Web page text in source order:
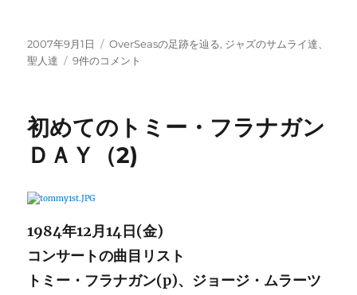
投
稿
2007年9月1日
カ
テ
OverSeasの足跡を辿る, ジャズのサムライ達、
聖人達
初
ト
ー・
ラ
ガ
DAY(3)
へ
9件のコメント
初めてのトミー・フラナガン
ＤＡＹ（2)
1984年12月14日(金)
コンサートの曲目リスト
トミー・フラナガン(p)、ジョージ・ムラーツ